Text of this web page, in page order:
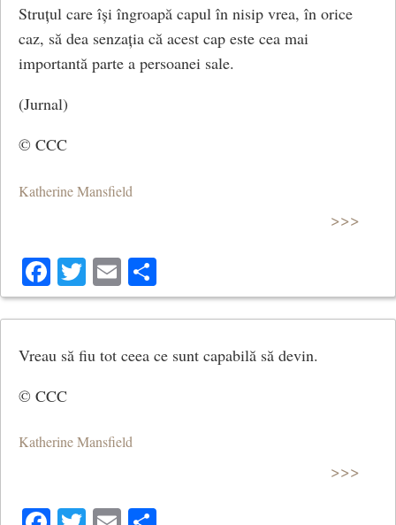
Struțul care își îngroapă capul în nisip vrea, în orice
caz, să dea senzația că acest cap este cea mai
importantă parte a persoanei sale.
(Jurnal)
© CCC
Katherine Mansfield
>>>
Facebook
Twitter
Email
Vreau să fiu tot ceea ce sunt capabilă să devin.
© CCC
Katherine Mansfield
>>>